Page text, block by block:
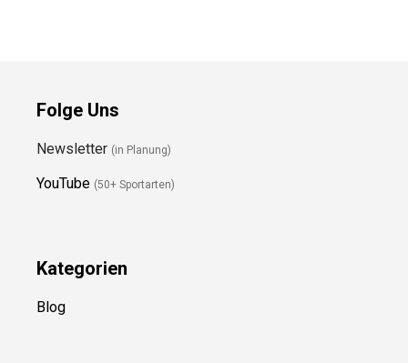
Folge Uns
Newsletter (in Planung)
YouTube (50+ Sportarten)
Kategorien
Blog